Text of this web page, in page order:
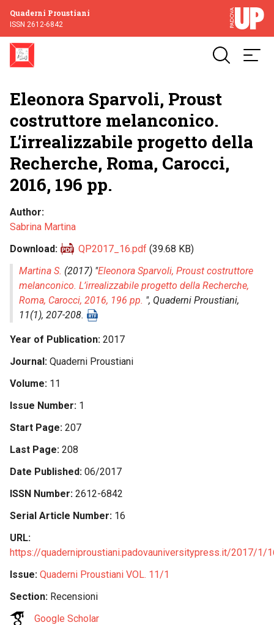
Quaderni Proustiani
ISSN 2612-6842
Eleonora Sparvoli, Proust
costruttore melanconico.
L’irrealizzabile progetto della
Recherche, Roma, Carocci,
2016, 196 pp.
Author
Sabrina Martina
Download
QP2017_16.pdf (39.68 KB)
Martina S. (2017) "Eleonora Sparvoli, Proust costruttore
melanconico. L’irrealizzabile progetto della Recherche,
Roma, Carocci, 2016, 196 pp. ", Quaderni Proustiani,
11(1), 207-208.
Year of Publication 2017
Journal Quaderni Proustiani
Volume 11
Issue Number 1
Start Page 207
Last Page 208
Date Published 06/2017
ISSN Number 2612-6842
Serial Article Number 16
URL
https://quaderniproustiani.padovauniversitypress.it/2017/1/
Issue Quaderni Proustiani VOL. 11/1
Section Recensioni
Google Scholar